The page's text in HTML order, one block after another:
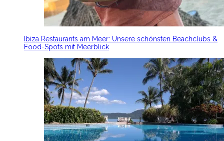
Ibiza Restaurants am Meer: Unsere schönsten Beachclubs &
Food-Spots mit Meerblick